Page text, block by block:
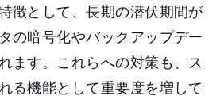
徴として、長期の潜伏期間が
の暗号化やバックアップデー
ます。これらへの対策も、ス
る機能として重要度を増して